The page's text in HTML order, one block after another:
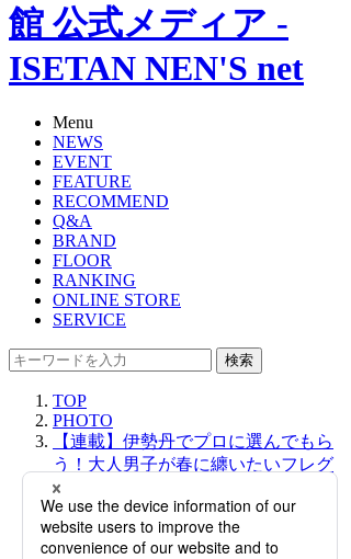
館 公式メディア -
ISETAN NEN'S net
Menu
NEWS
EVENT
FEATURE
RECOMMEND
Q&A
BRAND
FLOOR
RANKING
ONLINE STORE
SERVICE
検索
TOP
PHOTO
【連載】伊勢丹でプロに選んでもら
う！大人男子が春に纏いたいフレグ
ランス｜「大人の社会科見学」
GUIDE by ISETAN MITSUKOSHI